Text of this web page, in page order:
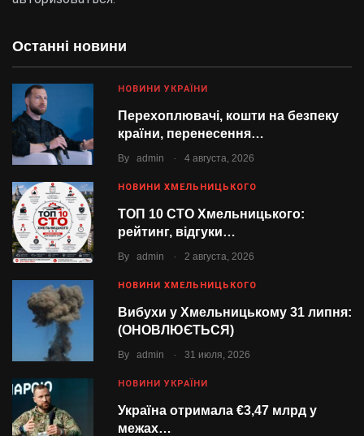
Останні новини
НОВИНИ УКРАЇНИ
Перехоплювачі, кошти на безпеку
країни, перенесення…
By admin 4 августа, 2026
НОВИНИ ХМЕЛЬНИЦЬКОГО
ТОП 10 СТО Хмельницького:
рейтинг, відгуки…
By admin 2 августа, 2026
НОВИНИ ХМЕЛЬНИЦЬКОГО
Вибухи у Хмельницькому 31 липня:
(ОНОВЛЮЄТЬСЯ)
By admin 31 июля, 2026
НОВИНИ УКРАЇНИ
Україна отримала €3,47 млрд у
межах…